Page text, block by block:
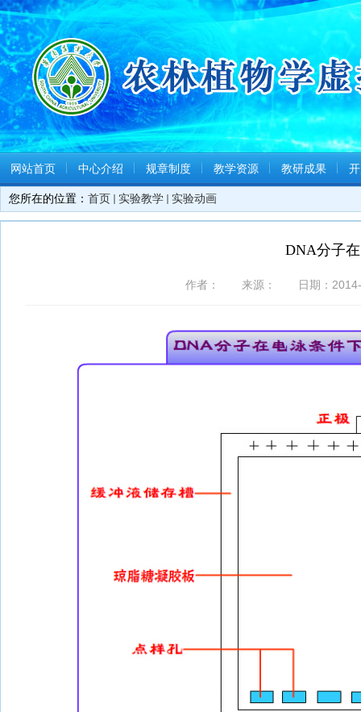
网站首页 中心介绍 规章制度 教学资源 教研成果
您所在的位置： 首页 实验教学 实验动画
DNA分子
作者： 来源： 日期：2014-